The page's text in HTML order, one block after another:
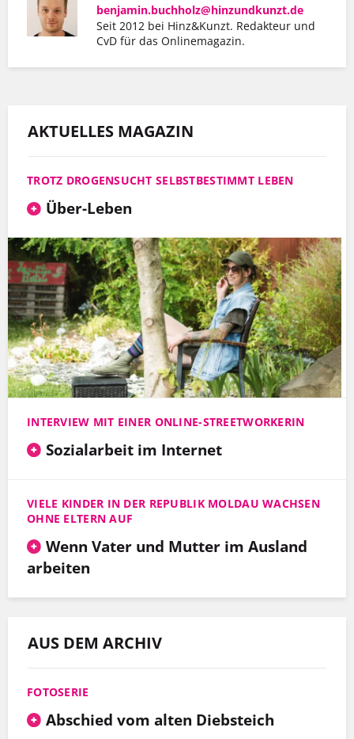
benjamin.buchholz@hinzundkunzt.de
Seit 2012 bei Hinz&Kunzt. Redakteur und
CvD für das Onlinemagazin.
MEHR INFOS
AKTUELLES MAGAZIN
TROTZ DROGENSUCHT SELBSTBESTIMMT LEBEN
Über-Leben
INTERVIEW MIT EINER ONLINE-STREETWORKERIN
Sozialarbeit im Internet
VIELE KINDER IN DER REPUBLIK MOLDAU WACHSEN
OHNE ELTERN AUF
Wenn Vater und Mutter im Ausland
arbeiten
AUS DEM ARCHIV
FOTOSERIE
Abschied vom alten Diebsteich